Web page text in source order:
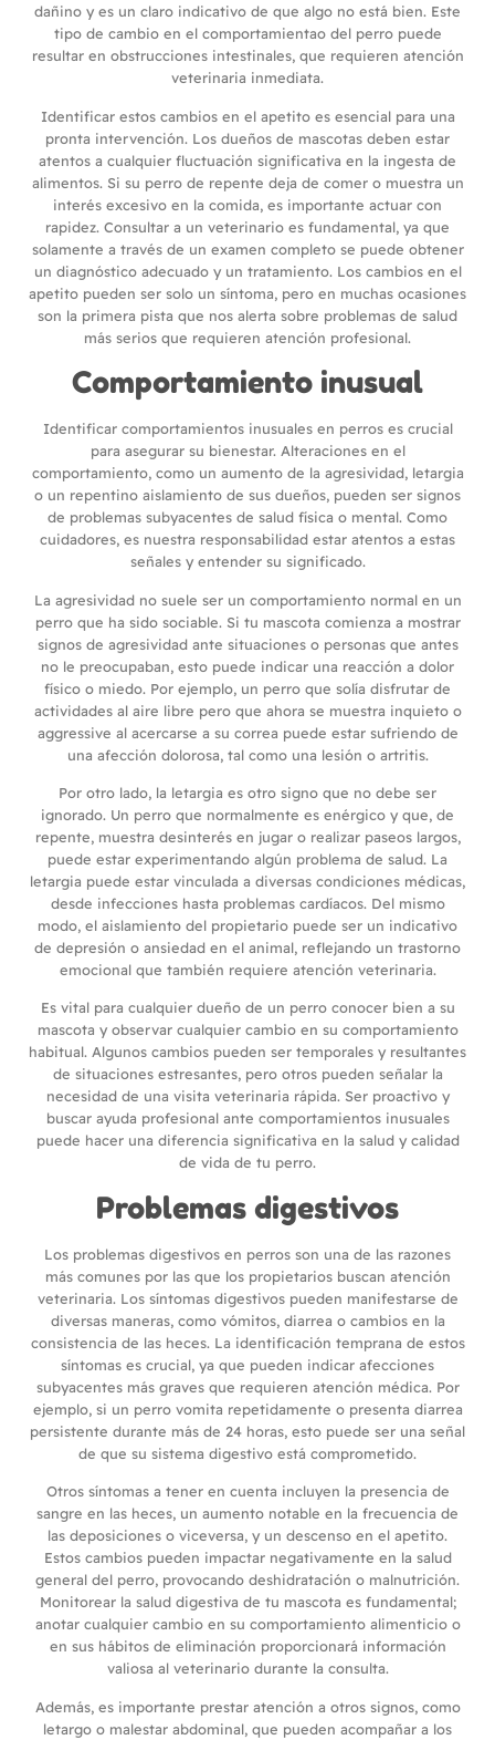
dañino y es un claro indicativo de que algo no está bien. Este
tipo de cambio en el comportamientao del perro puede
resultar en obstrucciones intestinales, que requieren atención
veterinaria inmediata.
Identificar estos cambios en el apetito es esencial para una
pronta intervención. Los dueños de mascotas deben estar
atentos a cualquier fluctuación significativa en la ingesta de
alimentos. Si su perro de repente deja de comer o muestra un
interés excesivo en la comida, es importante actuar con
rapidez. Consultar a un veterinario es fundamental, ya que
solamente a través de un examen completo se puede obtener
un diagnóstico adecuado y un tratamiento. Los cambios en el
apetito pueden ser solo un síntoma, pero en muchas ocasiones
son la primera pista que nos alerta sobre problemas de salud
más serios que requieren atención profesional.
Comportamiento inusual
Identificar comportamientos inusuales en perros es crucial
para asegurar su bienestar. Alteraciones en el
comportamiento, como un aumento de la agresividad, letargia
o un repentino aislamiento de sus dueños, pueden ser signos
de problemas subyacentes de salud física o mental. Como
cuidadores, es nuestra responsabilidad estar atentos a estas
señales y entender su significado.
La agresividad no suele ser un comportamiento normal en un
perro que ha sido sociable. Si tu mascota comienza a mostrar
signos de agresividad ante situaciones o personas que antes
no le preocupaban, esto puede indicar una reacción a dolor
físico o miedo. Por ejemplo, un perro que solía disfrutar de
actividades al aire libre pero que ahora se muestra inquieto o
aggressive al acercarse a su correa puede estar sufriendo de
una afección dolorosa, tal como una lesión o artritis.
Por otro lado, la letargia es otro signo que no debe ser
ignorado. Un perro que normalmente es enérgico y que, de
repente, muestra desinterés en jugar o realizar paseos largos,
puede estar experimentando algún problema de salud. La
letargia puede estar vinculada a diversas condiciones médicas,
desde infecciones hasta problemas cardíacos. Del mismo
modo, el aislamiento del propietario puede ser un indicativo
de depresión o ansiedad en el animal, reflejando un trastorno
emocional que también requiere atención veterinaria.
Es vital para cualquier dueño de un perro conocer bien a su
mascota y observar cualquier cambio en su comportamiento
habitual. Algunos cambios pueden ser temporales y resultantes
de situaciones estresantes, pero otros pueden señalar la
necesidad de una visita veterinaria rápida. Ser proactivo y
buscar ayuda profesional ante comportamientos inusuales
puede hacer una diferencia significativa en la salud y calidad
de vida de tu perro.
Problemas digestivos
Los problemas digestivos en perros son una de las razones
más comunes por las que los propietarios buscan atención
veterinaria. Los síntomas digestivos pueden manifestarse de
diversas maneras, como vómitos, diarrea o cambios en la
consistencia de las heces. La identificación temprana de estos
síntomas es crucial, ya que pueden indicar afecciones
subyacentes más graves que requieren atención médica. Por
ejemplo, si un perro vomita repetidamente o presenta diarrea
persistente durante más de 24 horas, esto puede ser una señal
de que su sistema digestivo está comprometido.
Otros síntomas a tener en cuenta incluyen la presencia de
sangre en las heces, un aumento notable en la frecuencia de
las deposiciones o viceversa, y un descenso en el apetito.
Estos cambios pueden impactar negativamente en la salud
general del perro, provocando deshidratación o malnutrición.
Monitorear la salud digestiva de tu mascota es fundamental;
anotar cualquier cambio en su comportamiento alimenticio o
en sus hábitos de eliminación proporcionará información
valiosa al veterinario durante la consulta.
Además, es importante prestar atención a otros signos, como
letargo o malestar abdominal, que pueden acompañar a los